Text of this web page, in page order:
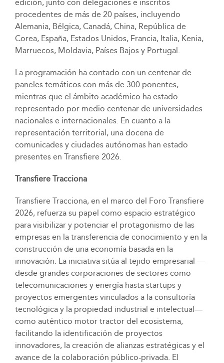
edición, junto con delegaciones e inscritos
procedentes de más de 20 países, incluyendo
Alemania, Bélgica, Canadá, China, República de
Corea, España, Estados Unidos, Francia, Italia, Kenia,
Marruecos, Moldavia, Países Bajos y Portugal.
La programación ha contado con un centenar de
paneles temáticos con más de 300 ponentes,
mientras que el ámbito académico ha estado
representado por medio centenar de universidades
nacionales e internacionales. En cuanto a la
representación territorial, una docena de
comunicades y ciudades autónomas han estado
presentes en Transfiere 2026.
Transfiere Tracciona
Transfiere Tracciona, en el marco del Foro Transfiere
2026, refuerza su papel como espacio estratégico
para visibilizar y potenciar el protagonismo de las
empresas en la transferencia de conocimiento y en la
construcción de una economía basada en la
innovación. La iniciativa sitúa al tejido empresarial —
desde grandes corporaciones de sectores como
telecomunicaciones y energía hasta startups y
proyectos emergentes vinculados a la consultoría
tecnológica y la propiedad industrial e intelectual—
como auténtico motor tractor del ecosistema,
facilitando la identificación de proyectos
innovadores, la creación de alianzas estratégicas y el
avance de la colaboración público-privada. El